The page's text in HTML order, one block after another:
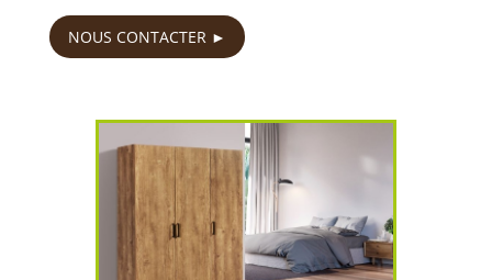
NOUS CONTACTER